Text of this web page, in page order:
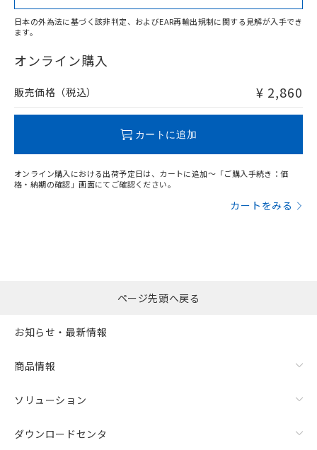
在庫等で未対応品が混在する可能性があります。
問い合わせください。
日本の外為法に基づく該非判定、およびEAR再輸出規制に関する見解が入手でき
ます。
オンライン購入
販売価格（税込） ¥ 2,860
カートに追加
オンライン購入における出荷予定日は、カートに追加～「ご購入手続き：価
格・納期の確認」画面にてご確認ください。
カートをみる
ページ先頭へ戻る
お知らせ・最新情報
商品情報
ソリューション
ダウンロードセンタ